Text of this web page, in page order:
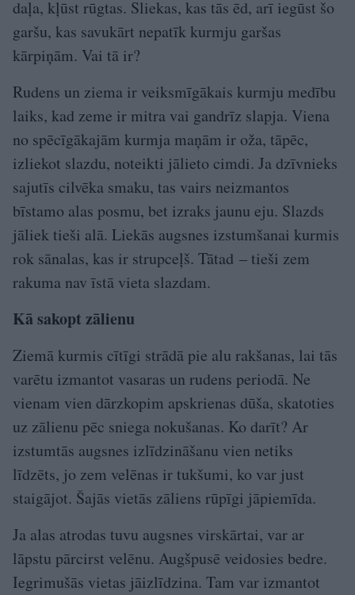
daļa, kļūst rūgtas. Sliekas, kas tās ēd, arī iegūst šo
garšu, kas savukārt nepatīk kurmju garšas
kārpiņām. Vai tā ir?
Rudens un ziema ir veiksmīgākais kurmju medību
laiks, kad zeme ir mitra vai gandrīz slapja. Viena
no spēcīgākajām kurmja maņām ir oža, tāpēc,
izliekot slazdu, noteikti jālieto cimdi. Ja dzīvnieks
sajutīs cilvēka smaku, tas vairs neizmantos
bīstamo alas posmu, bet izraks jaunu eju. Slazds
jāliek tieši alā. Liekās augsnes izstumšanai kurmis
rok sānalas, kas ir strupceļš. Tātad – tieši zem
rakuma nav īstā vieta slazdam.
Kā sakopt zālienu
Ziemā kurmis cītīgi strādā pie alu rakšanas, lai tās
varētu izmantot vasaras un rudens periodā. Ne
vienam vien dārzkopim apskrienas dūša, skatoties
uz zālienu pēc sniega nokušanas. Ko darīt? Ar
izstumtās augsnes izlīdzināšanu vien netiks
līdzēts, jo zem velēnas ir tukšumi, ko var just
staigājot. Šajās vietās zāliens rūpīgi jāpiemīda.
Ja alas atrodas tuvu augsnes virskārtai, var ar
lāpstu pārcirst velēnu. Augšpusē veidosies bedre.
Iegrimušās vietas jāizlīdzina. Tam var izmantot